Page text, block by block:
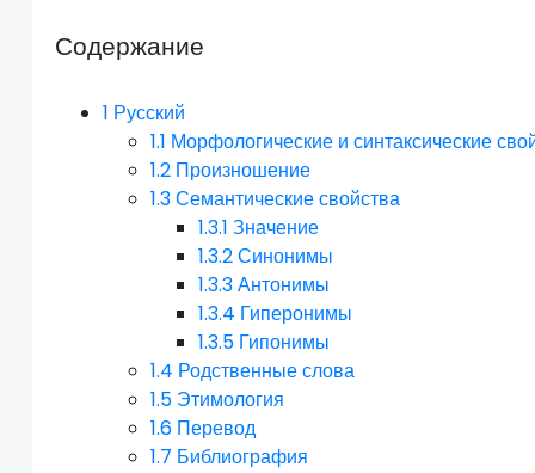
Содержание
1 Русский
1.1 Морфологические и синтаксические
1.2 Произношение
1.3Семантические свойства
1.3.1 Значение
1.3.2Синонимы
1.3.3Антонимы
1.3.4 Гиперонимы
1.3.5 Гипонимы
1.4 Родственные слова
1.5 Этимология
1.6 Перевод
1.7 Библиография